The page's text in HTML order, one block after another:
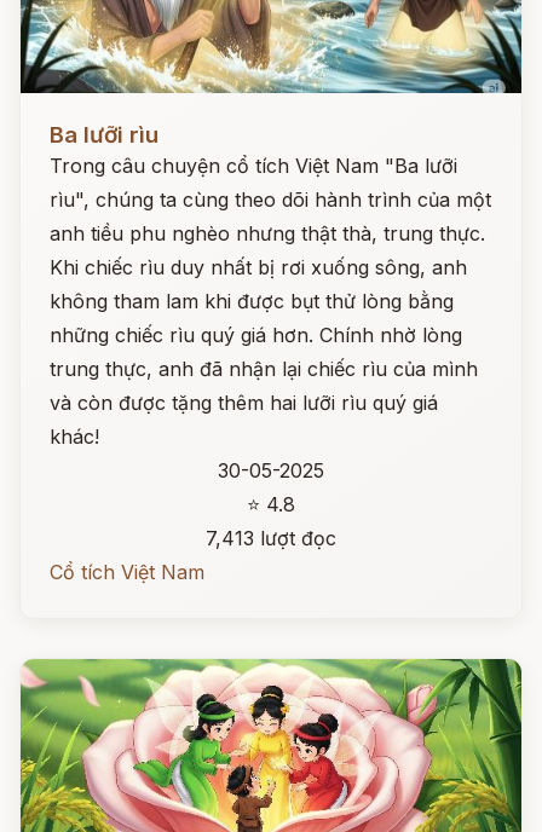
Ba lưỡi rìu
Trong câu chuyện cổ tích Việt Nam "Ba lưỡi
rìu", chúng ta cùng theo dõi hành trình của một
anh tiều phu nghèo nhưng thật thà, trung thực.
Khi chiếc rìu duy nhất bị rơi xuống sông, anh
không tham lam khi được bụt thử lòng bằng
những chiếc rìu quý giá hơn. Chính nhờ lòng
trung thực, anh đã nhận lại chiếc rìu của mình
và còn được tặng thêm hai lưỡi rìu quý giá
khác!
30-05-2025
⭐ 4.8
7,413 lượt đọc
Cổ tích Việt Nam